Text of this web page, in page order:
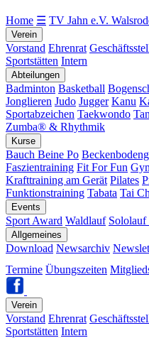
Home ☰ TV Jahn e.V.
Verein
Vorstand Ehrenrat
Sportstätten Intern
Abteilungen
Badminton Basketball
Jonglieren Judo Jugger Kanu
Sportabzeichen Taekwondo
Zumba® & Rhythmik
Kurse
Bauch Beine Po
Faszientraining Fit For Fun
Krafttraining am Gerät Pilates
Funktionstraining Tabata Tai
Events
Sport Award Waldlauf Sololauf
Allgemeines
Download Newsarchiv
Termine Übungszeiten
Verein
Vorstand Ehrenrat
Sportstätten Intern